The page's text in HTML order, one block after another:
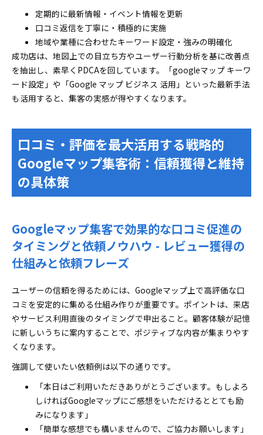
定期的に最新情報・イベント情報を更新
口コミ返信を丁寧に・積極的に実施
地域や業種に合わせたキーワード設定・強みの明確化
成功店は、地図上での目立ち方やユーザー行動分析を基に改善点
を抽出し、素早くPDCAを回しています。「googleマップ キーワ
ード設定」や「Google マップ ビジネス 活用」といった最新手法
も活用すると、集客の実感が得やすくなります。
口コミ・評価を最大活用する戦略的
Googleマップ集客術：信頼獲得と維持
の具体策
Googleマップ集客で効果的な口コミ促進の
タイミングと依頼ノウハウ - レビュー獲得の
仕組みと依頼フレーズ
ユーザーの信頼を得るためには、Googleマップ上で高評価な口
コミを安定的に集める仕組み作りが重要です。ポイントは、来店
やサービス利用直後のタイミングで申出ること。顧客体験が記憶
に新しいうちに案内することで、ポジティブな内容が集まりやす
くなります。
強調して使いたい依頼例は以下の通りです。
「本日はご利用いただきありがとうございます。もしよろ
しければGoogleマップにご感想をいただけるととても励
みになります」
「簡単な感想でも構いませんので、ご協力お願いします」